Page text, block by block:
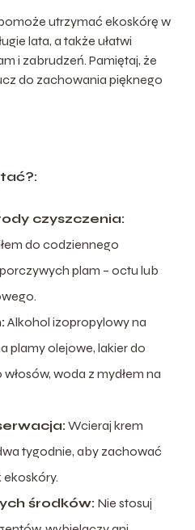
utrzymać ekoskórę w
lata, a także ułatwi
i zabrudzeń. Pamiętaj, że
do zachowania pięknego
czyszczenia:
do codziennego
plam – octu lub
Alkohol izopropylowy na
plamy olejowe, lakier do
woda z mydłem na
Wcieraj krem
tygodnie, aby zachować
ekoskóry.
środków: Nie stosuj